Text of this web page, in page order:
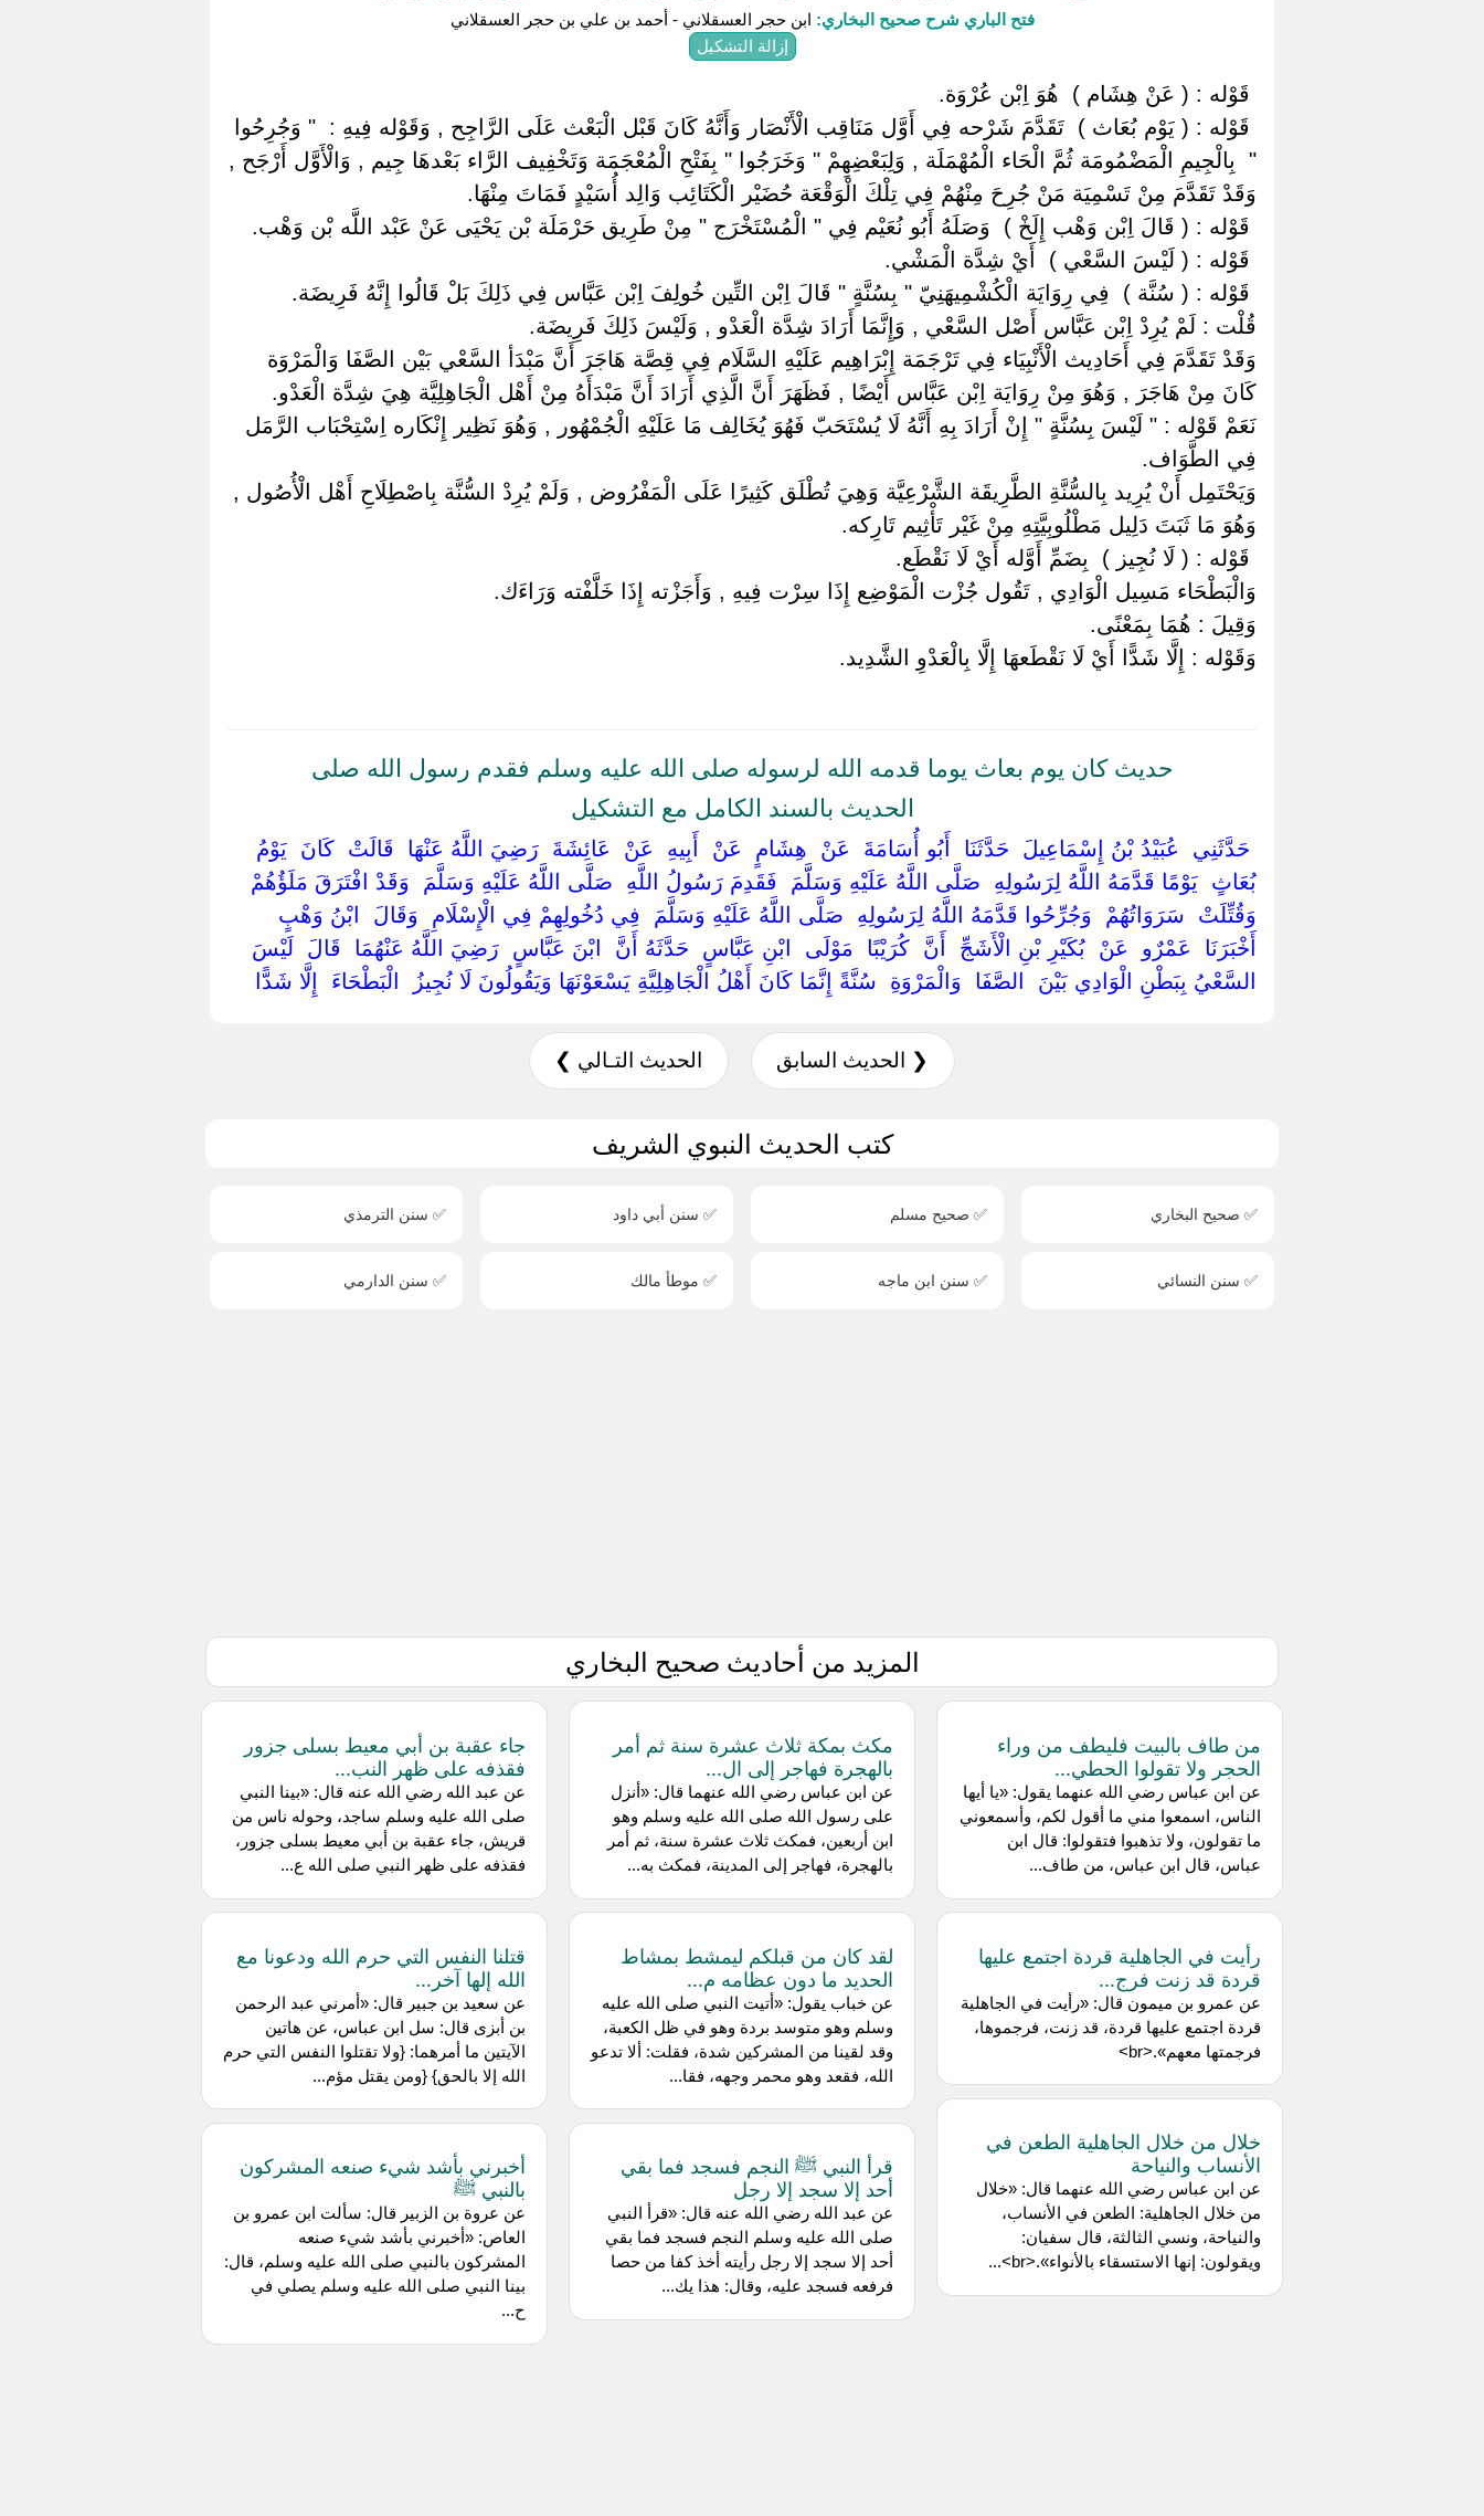
فتح الباري شرح صحيح البخاري: ابن حجر العسقلاني - أحمد بن علي بن حجر العسقلاني
إزالة التشكيل
‏ ‏قَوْله : ( عَنْ هِشَام ) ‏ ‏هُوَ اِبْن عُرْوَة.
‏ ‏قَوْله : ( يَوْم بُعَاث ) ‏ ‏تَقَدَّمَ شَرْحه فِي أَوَّل مَنَاقِب الْأَنْصَار وَأَنَّهُ كَانَ قَبْل الْبَعْث عَلَى الرَّاجِح , وَقَوْله فِيهِ : ‏ ‏" وَجُرِحُوا
" ‏ ‏بِالْجِيمِ الْمَضْمُومَة ثُمَّ الْحَاء الْمُهْمَلَة , وَلِبَعْضِهِمْ " وَخَرَجُوا " بِفَتْحِ الْمُعْجَمَة وَتَخْفِيف الرَّاء بَعْدهَا جِيم , وَالْأَوَّل أَرْجَح ,
وَقَدْ تَقَدَّمَ مِنْ تَسْمِيَة مَنْ جُرِحَ مِنْهُمْ فِي تِلْكَ الْوَقْعَة حُضَيْر الْكَتَائِب وَالِد أُسَيْدٍ فَمَاتَ مِنْهَا.
‏ ‏قَوْله : ( قَالَ اِبْن وَهْب إِلَخْ ) ‏ ‏وَصَلَهُ أَبُو نُعَيْم فِي " الْمُسْتَخْرَج " مِنْ طَرِيق حَرْمَلَة بْن يَحْيَى عَنْ عَبْد اللَّه بْن وَهْب.
‏ ‏قَوْله : ( لَيْسَ السَّعْي ) ‏ ‏أَيْ شِدَّة الْمَشْي.
‏ ‏قَوْله : ( سُنَّة ) ‏ ‏فِي رِوَايَة الْكُشْمِيهَنِيّ " بِسُنَّةٍ " قَالَ اِبْن التِّين خُولِفَ اِبْن عَبَّاس فِي ذَلِكَ بَلْ قَالُوا إِنَّهُ فَرِيضَة.
قُلْت : لَمْ يُرِدْ اِبْن عَبَّاس أَصْل السَّعْي , وَإِنَّمَا أَرَادَ شِدَّة الْعَدْو , وَلَيْسَ ذَلِكَ فَرِيضَة.
وَقَدْ تَقَدَّمَ فِي أَحَادِيث الْأَنْبِيَاء فِي تَرْجَمَة إِبْرَاهِيم عَلَيْهِ السَّلَام فِي قِصَّة هَاجَرَ أَنَّ مَبْدَأ السَّعْي بَيْن الصَّفَا وَالْمَرْوَة
كَانَ مِنْ هَاجَرَ , وَهُوَ مِنْ رِوَايَة اِبْن عَبَّاس أَيْضًا , فَظَهَرَ أَنَّ الَّذِي أَرَادَ أَنَّ مَبْدَأَهُ مِنْ أَهْل الْجَاهِلِيَّة هِيَ شِدَّة الْعَدْو.
نَعَمْ قَوْله : " لَيْسَ بِسُنَّةٍ " إِنْ أَرَادَ بِهِ أَنَّهُ لَا يُسْتَحَبّ فَهُوَ يُخَالِف مَا عَلَيْهِ الْجُمْهُور , وَهُوَ نَظِير إِنْكَاره اِسْتِحْبَاب الرَّمَل
فِي الطَّوَاف.
وَيَحْتَمِل أَنْ يُرِيد بِالسُّنَّةِ الطَّرِيقَة الشَّرْعِيَّة وَهِيَ تُطْلَق كَثِيرًا عَلَى الْمَفْرُوض , وَلَمْ يُرِدْ السُّنَّة بِاصْطِلَاحِ أَهْل الْأُصُول ,
وَهُوَ مَا ثَبَتَ دَلِيل مَطْلُوبِيَّتِهِ مِنْ غَيْر تَأْثِيم تَارِكه.
‏ ‏قَوْله : ( لَا نُجِيز ) ‏ ‏بِضَمِّ أَوَّله أَيْ لَا نَقْطَع.
وَالْبَطْحَاء مَسِيل الْوَادِي , تَقُول جُزْت الْمَوْضِع إِذَا سِرْت فِيهِ , وَأَجَزْته إِذَا خَلَّفْته وَرَاءَك.
وَقِيلَ : هُمَا بِمَعْنًى.
وَقَوْله : إِلَّا شَدًّا أَيْ لَا نَقْطَعهَا إِلَّا بِالْعَدْوِ الشَّدِيد.
حديث كان يوم بعاث يوما قدمه الله لرسوله صلى الله عليه وسلم فقدم رسول الله صلى
الحديث بالسند الكامل مع التشكيل
‏ ‏حَدَّثَنِي ‏ ‏عُبَيْدُ بْنُ إِسْمَاعِيلَ ‏ ‏حَدَّثَنَا ‏ ‏أَبُو أُسَامَةَ ‏ ‏عَنْ ‏ ‏هِشَامٍ ‏ ‏عَنْ ‏ ‏أَبِيهِ ‏ ‏عَنْ ‏ ‏عَائِشَةَ ‏ ‏رَضِيَ اللَّهُ عَنْهَا ‏ ‏قَالَتْ ‏ ‏كَانَ ‏ ‏يَوْمُ ‏
‏بُعَاثٍ ‏ ‏يَوْمًا قَدَّمَهُ اللَّهُ لِرَسُولِهِ ‏ ‏صَلَّى اللَّهُ عَلَيْهِ وَسَلَّمَ ‏ ‏فَقَدِمَ رَسُولُ اللَّهِ ‏ ‏صَلَّى اللَّهُ عَلَيْهِ وَسَلَّمَ ‏ ‏وَقَدْ افْتَرَقَ مَلَؤُهُمْ
وَقُتِّلَتْ ‏ ‏سَرَوَاتُهُمْ ‏ ‏وَجُرِّحُوا قَدَّمَهُ اللَّهُ لِرَسُولِهِ ‏ ‏صَلَّى اللَّهُ عَلَيْهِ وَسَلَّمَ ‏ ‏فِي دُخُولِهِمْ فِي الْإِسْلَامِ ‏ ‏وَقَالَ ‏ ‏ابْنُ وَهْبٍ ‏
‏أَخْبَرَنَا ‏ ‏عَمْرٌو ‏ ‏عَنْ ‏ ‏بُكَيْرِ بْنِ الْأَشَجِّ ‏ ‏أَنَّ ‏ ‏كُرَيْبًا ‏ ‏مَوْلَى ‏ ‏ابْنِ عَبَّاسٍ ‏ ‏حَدَّثَهُ أَنَّ ‏ ‏ابْنَ عَبَّاسٍ ‏ ‏رَضِيَ اللَّهُ عَنْهُمَا ‏ ‏قَالَ ‏ ‏لَيْسَ
السَّعْيُ بِبَطْنِ الْوَادِي بَيْنَ ‏ ‏الصَّفَا ‏ ‏وَالْمَرْوَةِ ‏ ‏سُنَّةً إِنَّمَا كَانَ أَهْلُ الْجَاهِلِيَّةِ يَسْعَوْنَهَا وَيَقُولُونَ لَا نُجِيزُ ‏ ‏الْبَطْحَاءَ ‏ ‏إِلَّا شَدًّا ‏
❮ الحديث السابق الحديث التـالي ❯
كتب الحديث النبوي الشريف
✅ صحيح البخاري ✅ صحيح مسلم ✅ سنن أبي داود ✅ سنن الترمذي
✅ سنن النسائي ✅ سنن ابن ماجه ✅ موطأ مالك ✅ سنن الدارمي
المزيد من أحاديث صحيح البخاري
من طاف بالبيت فليطف من وراء
الحجر ولا تقولوا الحطي...
‌عن ابن عباس رضي الله عنهما يقول: «يا أيها
الناس، اسمعوا مني ما أقول لكم، وأسمعوني
ما تقولون، ولا تذهبوا فتقولوا: قال ابن
عباس، قال ابن عباس، من طاف...
رأيت في الجاهلية قردة اجتمع عليها
قردة قد زنت فرج...
عن ‌عمرو بن ميمون قال: «رأيت في الجاهلية
قردة اجتمع عليها قردة، قد زنت، فرجموها،
فرجمتها معهم».<br>
خلال من خلال الجاهلية الطعن في
الأنساب والنياحة
عن ‌ابن عباس رضي الله عنهما قال: «خلال
من خلال الجاهلية: الطعن في الأنساب،
والنياحة، ونسي الثالثة، قال سفيان:
ويقولون: إنها الاستسقاء بالأنواء».<br>...
مكث بمكة ثلاث عشرة سنة ثم أمر
بالهجرة فهاجر إلى ال...
عن ‌ابن عباس رضي الله عنهما قال: «أنزل
على رسول الله صلى الله عليه وسلم وهو
ابن أربعين، فمكث ثلاث عشرة سنة، ثم أمر
بالهجرة، فهاجر إلى المدينة، فمكث به...
لقد كان من قبلكم ليمشط بمشاط
الحديد ما دون عظامه م...
عن خباب يقول: «أتيت النبي صلى الله عليه
وسلم وهو متوسد بردة وهو في ظل الكعبة،
وقد لقينا من المشركين شدة، فقلت: ألا تدعو
الله، فقعد وهو محمر وجهه، فقا...
قرأ النبي ﷺ النجم فسجد فما بقي
أحد إلا سجد إلا رجل
عن ‌عبد الله رضي الله عنه قال: «قرأ النبي
صلى الله عليه وسلم النجم فسجد فما بقي
أحد إلا سجد إلا رجل رأيته أخذ كفا من حصا
فرفعه فسجد عليه، وقال: هذا يك...
جاء عقبة بن أبي معيط بسلى جزور
فقذفه على ظهر النب...
عن ‌عبد الله رضي الله عنه قال: «بينا النبي
صلى الله عليه وسلم ساجد، وحوله ناس من
قريش، جاء عقبة بن أبي معيط بسلى جزور،
فقذفه على ظهر النبي صلى الله ع...
قتلنا النفس التي حرم الله ودعونا مع
الله إلها آخر...
عن ‌سعيد بن جبير قال: «أمرني عبد الرحمن
بن أبزى قال: سل ابن عباس، عن هاتين
الآيتين ما أمرهما: {ولا تقتلوا النفس التي حرم
الله إلا بالحق} {ومن يقتل مؤم...
أخبرني بأشد شيء صنعه المشركون
بالنبي ﷺ
عن عروة بن الزبير قال: سألت ‌ابن عمرو بن
العاص: «أخبرني بأشد شيء صنعه
المشركون بالنبي صلى الله عليه وسلم، قال:
بينا النبي صلى الله عليه وسلم يصلي في
ح...